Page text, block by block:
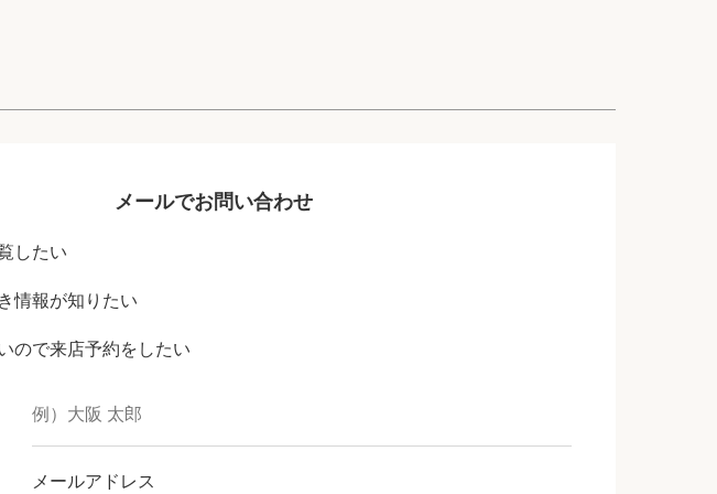
メールでお問い合わせ
したい
情報が知りたい
ので来店予約をしたい
メールアドレス